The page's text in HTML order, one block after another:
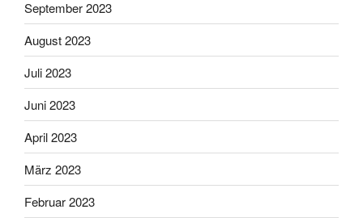
September 2023
August 2023
Juli 2023
Juni 2023
April 2023
März 2023
Februar 2023